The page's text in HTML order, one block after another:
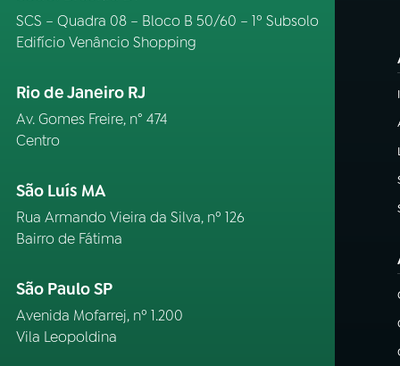
SCS – Quadra 08 – Bloco B 50/60 – 1º Subsolo
Edifício Venâncio Shopping
Rio de Janeiro RJ
Av. Gomes Freire, n° 474
Centro
São Luís MA
Rua Armando Vieira da Silva, nº 126
Bairro de Fátima
São Paulo SP
Avenida Mofarrej, nº 1.200
Vila Leopoldina